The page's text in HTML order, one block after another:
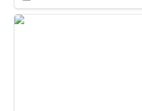
Recursos Multimedia